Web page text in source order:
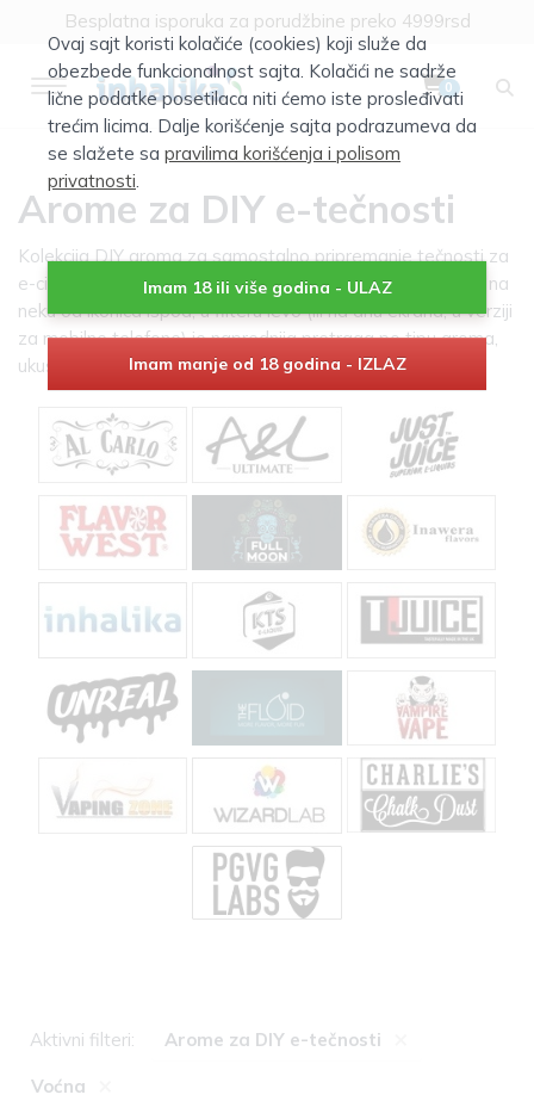
Klik za više informacija
Besplatna isporuka za porudžbine preko 4999rsd
0
Arome za DIY e-tečnosti
Kolekcija DIY aroma za samostalno pripremanje tečnosti za
e-cigarete. Izbor prema proizvođaču možete vršiti klikom na
neku od ikonica ispod, u filteru levo (ili na dnu ekrana, u verziji
za mobilne telefone) je naprednija pretraga po tipu aroma,
ukusu itd...
Aktivni filteri: Arome za DIY e-tečnosti
Voćna
Ovaj sajt koristi kolačiće (cookies) koji služe da
obezbede funkcionalnost sajta. Kolačići ne sadrže
lične podatke posetilaca niti ćemo iste prosleđivati
trećim licima. Dalje korišćenje sajta podrazumeva da
se slažete sa pravilima korišćenja i polisom
privatnosti.
Imam 18 ili više godina - ULAZ
Imam manje od 18 godina - IZLAZ